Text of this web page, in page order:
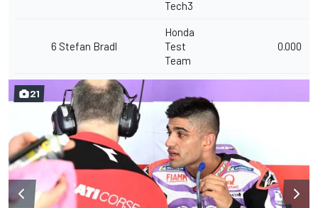
Tech3
6 Stefan Bradl
Honda
Test
Team
0.000
21